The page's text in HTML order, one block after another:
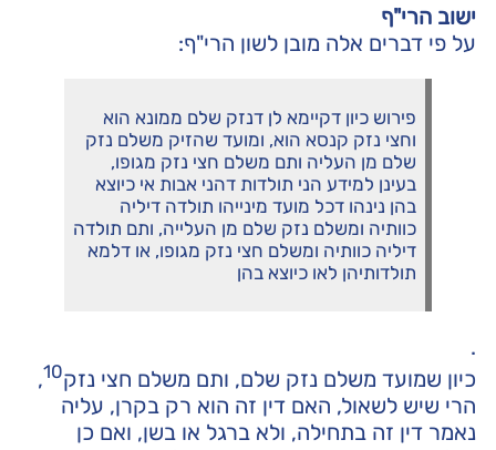
ישוב הרי"ף
על פי דברים אלה מובן לשון הרי"ף:
פירוש כיון דקיימא לן דנזק שלם ממונא הוא
וחצי נזק קנסא הוא, ומועד שהזיק משלם נזק
שלם מן העליה ותם משלם חצי נזק מגופו,
בעינן למידע הני תולדות דהני אבות אי כיוצא
בהן נינהו דכל מועד מינייהו תולדה דיליה
כוותיה ומשלם נזק שלם מן העלייה, ותם תולדה
דיליה כוותיה ומשלם חצי נזק מגופו, או דלמא
תולדותיהן לאו כיוצא בהן
.
כיון שמועד משלם נזק שלם, ותם משלם חצי נזק10
,
הרי שיש לשאול, האם דין זה הוא רק בקרן, עליה
נאמר דין זה בתחילה, ולא ברגל או בשן, ואם כן